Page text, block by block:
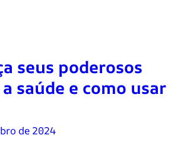
seus poderosos
saúde e como usar
de 2024